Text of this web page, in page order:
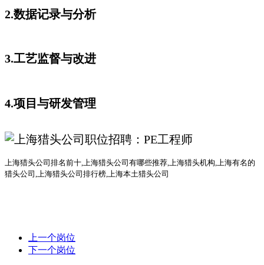
2.数据记录与分析
3.工艺监督与改进
4.项目与研发管理
上海猎头公司排名前十 ,上海猎头公司有哪些推荐,上海猎头机构,上海有名的
猎头公司,上海猎头公司排行榜,上海本土猎头公司
上一个岗位
下一个岗位